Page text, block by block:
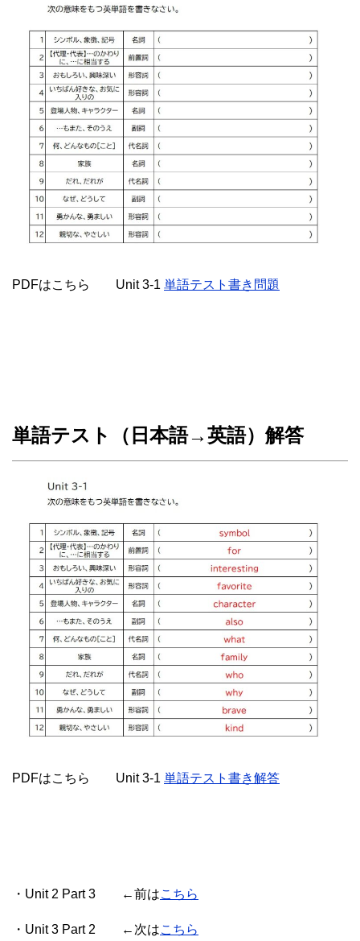
PDFはこちら Unit 3-1 単語テスト書き問題
単語テスト（日本語→英語）解答
PDFはこちら Unit 3-1 単語テスト書き解答
・Unit 2 Part 3 ←前はこちら
・Unit 3 Part 2 ←次はこちら